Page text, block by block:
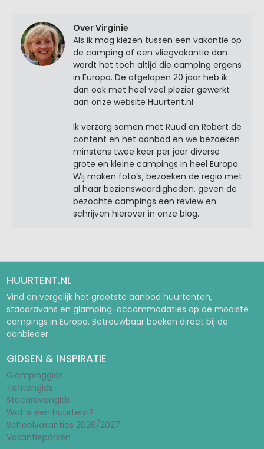
Over Virginie
Als ik mag kiezen tussen een vakantie op
de camping of een vliegvakantie dan
wordt het toch altijd die camping ergens
in Europa. De afgelopen 20 jaar heb ik
dan ook met heel veel plezier gewerkt
aan onze website Huurtent.nl
Ik verzorg samen met Ruud en Robert de
content en het aanbod en we bezoeken
minstens twee keer per jaar diverse
grote en kleine campings in heel Europa.
Wij maken foto’s, bezoeken de regio met
al haar bezienswaardigheden, geven de
bezochte campings een review en
schrijven hierover in onze blog.
HUURTENT.NL
Vind en vergelijk het grootste aanbod huurtenten,
stacaravans en glamping-accommodaties op de mooiste
campings in Europa. Betrouwbaar boeken direct bij de
aanbieder.
GIDSEN & INSPIRATIE
Glampinggids
Tentengids
Stacaravangids
Wat is een huurtent?
Schoolvakanties 2026/2027
Vakantieparken